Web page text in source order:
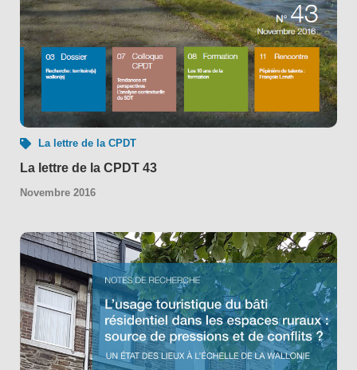
La lettre de la CPDT
La lettre de la CPDT 43
Novembre 2016